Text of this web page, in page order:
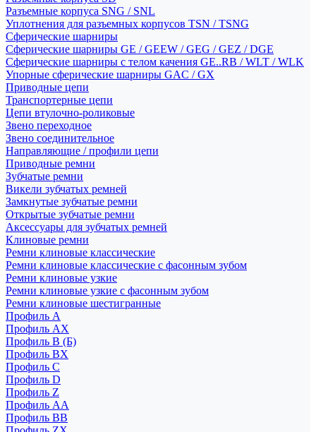
Разъемные корпуса SNG / SNL
Уплотнения для разъемных корпусов TSN / TSNG
Сферические шарниры
Сферические шарниры GE / GEEW / GEG / GEZ / DGE
Сферические шарниры с телом качения GE..RB / WLT / WLK
Упорные сферические шарниры GAC / GX
Приводные цепи
Транспортерные цепи
Цепи втулочно-роликовые
Звено переходное
Звено соединительное
Направляющие / профили цепи
Приводные ремни
Зубчатые ремни
Викели зубчатых ремней
Замкнутые зубчатые ремни
Открытые зубчатые ремни
Аксессуары для зубчатых ремней
Клиновые ремни
Ремни клиновые классические
Ремни клиновые классические с фасонным зубом
Ремни клиновые узкие
Ремни клиновые узкие с фасонным зубом
Ремни клиновые шестигранные
Профиль A
Профиль AX
Профиль B (Б)
Профиль BX
Профиль C
Профиль D
Профиль Z
Профиль АА
Профиль BB